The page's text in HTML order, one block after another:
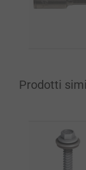
Prodotti